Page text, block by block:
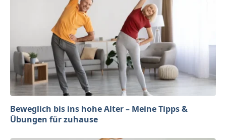
Beweglich bis ins hohe Alter – Meine Tipps &
Übungen für zuhause